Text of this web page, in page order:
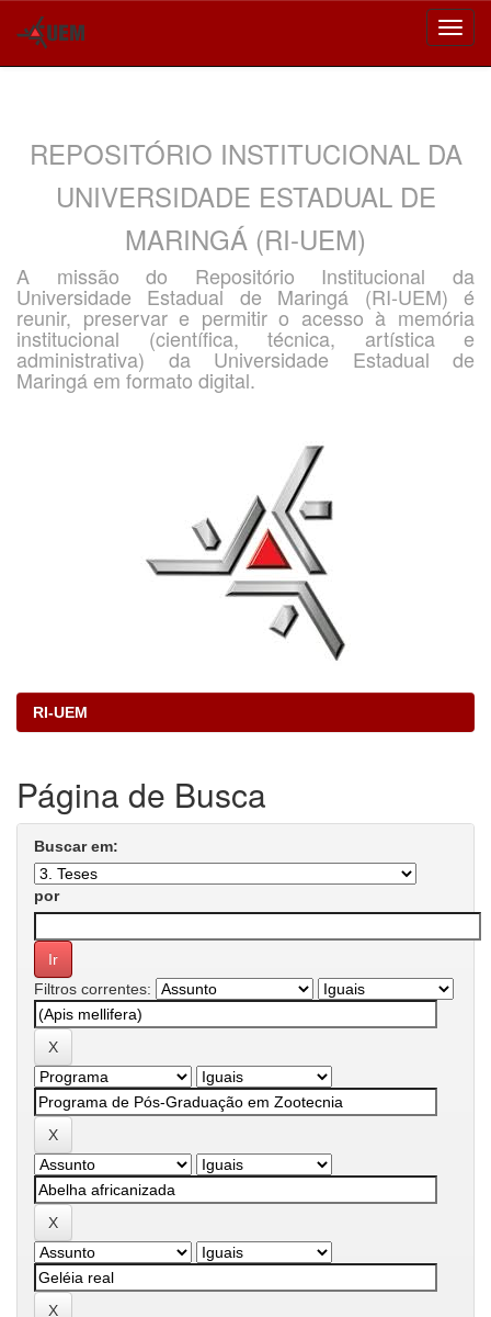
REPOSITÓRIO INSTITUCIONAL DA
UNIVERSIDADE ESTADUAL DE
MARINGÁ (RI-UEM)
A missão do Repositório Institucional da
Universidade Estadual de Maringá (RI-UEM) é
reunir, preservar e permitir o acesso à memória
institucional (científica, técnica, artística e
administrativa) da Universidade Estadual de
Maringá em formato digital.
RI-UEM
Página de Busca
Buscar em:
por
Filtros correntes: